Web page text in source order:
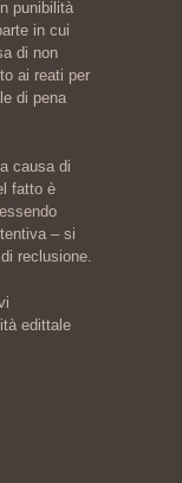
punibilità
in cui
di non
ai reati per
di pena
causa di
fatto è
– si
reclusione.
edittale